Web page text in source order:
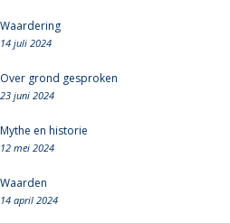
Waardering
14 juli 2024
Over grond gesproken
23 juni 2024
Mythe en historie
12 mei 2024
Waarden
14 april 2024